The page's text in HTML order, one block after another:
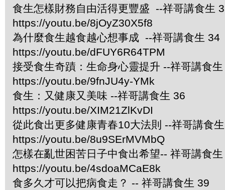
食生怎樣財務自由活得更豐盛 --祥哥講食生
https://youtu.be/8jOyZ30X5f8
為什麼食生越食越心想事成 --祥哥講食生 34
https://youtu.be/dFUY6R64TPM
接受食生奇蹟：生命身心靈提升 --祥哥講食
https://youtu.be/9fnJU4y-YMk
食生：又健康又美味 --祥哥講食生 36
https://youtu.be/XIM21ZlKvDI
從此食出更多健康青春10大法則 --祥哥講食
https://youtu.be/8u9SErMVMbQ
怎樣在亂世困苦日子中食出希望-- 祥哥講食
https://youtu.be/4sdoaMCaE8k
食多久才可以把病食走？ -- 祥哥講食生 39